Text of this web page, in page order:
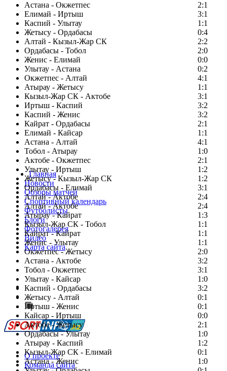
Астана - Окжетпес
2:1
Елимай - Иртыш
3:1
Каспий - Улытау
1:1
Жетысу - Ордабасы
0:4
Алтай - Кызыл-Жар СК
2:2
Ордабасы - Тобол
2:0
Женис - Елимай
0:0
Улытау - Астана
0:2
Окжетпес - Алтай
4:1
Атырау - Жетысу
1:1
Кызыл-Жар СК - Актобе
3:1
Иртыш - Каспий
3:2
Каспий - Женис
3:2
Кайрат - Ордабасы
2:1
Елимай - Кайсар
1:1
Астана - Алтай
4:1
Тобол - Атырау
1:0
Актобе - Окжетпес
2:1
Улытау - Иртыш
1:2
Жетысу - Кызыл-Жар СК
1:2
Ордабасы - Елимай
3:1
Алтай - Актобе
2:4
Алтай - Актобе
2:4
Атырау - Кайрат
1:3
Кызыл-Жар СК - Тобол
1:1
Кайрат - Кайрат
1:1
Женис - Улытау
1:1
Окжетпес - Жетысу
2:0
Астана - Актобе
3:2
Тобол - Окжетпес
3:1
Улытау - Кайсар
1:0
Каспий - Ордабасы
3:2
Жетысу - Алтай
0:1
Иртыш - Женис
0:1
Кайсар - Иртыш
0:0
Актобе - Жетысу
2:1
Ордабасы - Улытау
1:0
Атырау - Каспий
1:2
Кызыл-Жар СК - Елимай
0:1
Астана - Женис
1:0
Главная
Новости
Обзоры матчей
Спортивный календарь
Футболисты
Блоги
Фотогалерея
Видео
Карта сайта
Есть идея?
Сообщить о мероприятии
Перейти на старый сайт
О проекте
Команда сайта